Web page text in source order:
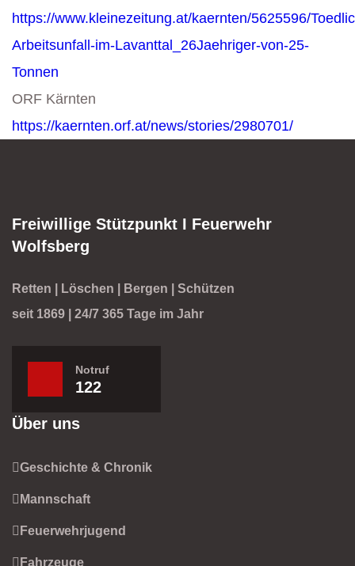
https://www.kleinezeitung.at/kaernten/5625596/
Arbeitsunfall-im-Lavanttal_26Jaehriger-von-25-
Tonnen
ORF Kärnten
https://kaernten.orf.at/news/stories/2980701/
Freiwillige Stützpunkt I Feuerwehr
Wolfsberg
Retten | Löschen | Bergen | Schützen
seit 1869 | 24/7 365 Tage im Jahr
Notruf
122
Über uns
Geschichte & Chronik
Mannschaft
Feuerwehrjugend
Fahrzeuge